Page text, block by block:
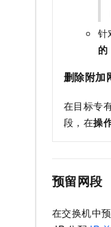
针
删除附加
在目标专
段，在操
预留网段
在交换机中